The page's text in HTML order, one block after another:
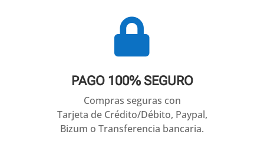

PAGO 100% SEGURO
Compras seguras con
Tarjeta de Crédito/Débito, Paypal,
Bizum o Transferencia bancaria.